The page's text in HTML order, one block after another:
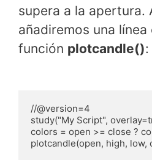
supera a la apertura.
añadiremos una línea
función plotcandle():
//@version=4
study("My Script",
colors = open >= close ?
plotcandle(open, high, low,